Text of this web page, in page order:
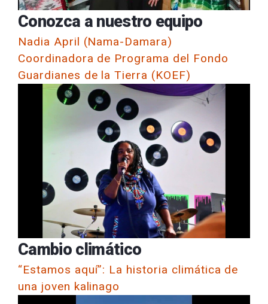
Conozca a nuestro equipo
Nadia April (Nama-Damara)
Coordinadora de Programa del Fondo
Guardianes de la Tierra (KOEF)
Cambio climático
“Estamos aquí”: La historia climática de
una joven kalinago